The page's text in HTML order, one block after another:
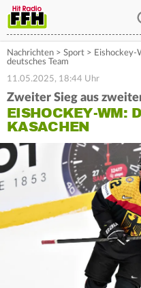
Nachrichten > Sport > Eishockey-
deutsches Team
11.05.2025, 18:44 Uhr
Zweiter Sieg aus
EISHOCKEY-WM:
KASACHEN